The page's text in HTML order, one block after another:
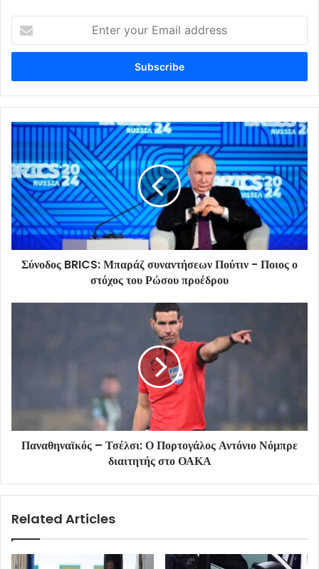
your
Email
Σύνοδος BRICS: Μπαράζ συναντήσεων Πούτιν - Ποιος ο
στόχος του Ρώσου προέδρου
Παναθηναϊκός – Τσέλσι: Ο Πορτογάλος Αντόνιο Νόμπρε
διαιτητής στο ΟΑΚΑ
Related Articles